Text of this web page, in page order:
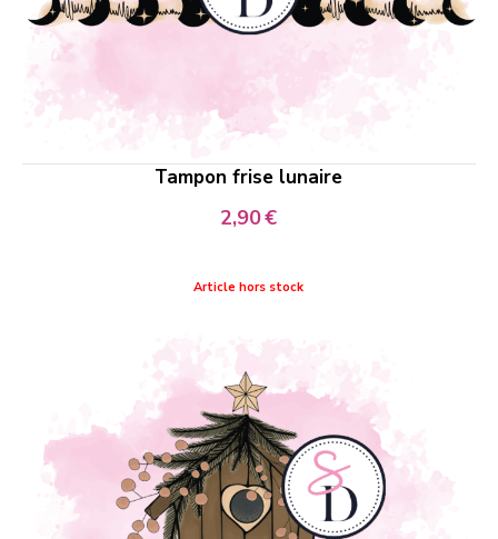
Tampon frise lunaire
2,90€
Article hors stock